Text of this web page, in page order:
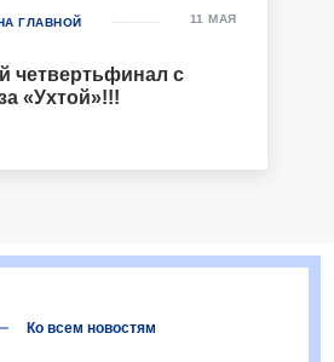
ГЛАВНОЙ
четвертьфинал с
«Ухтой»!!!
11 МАЯ
Ко всем новостям